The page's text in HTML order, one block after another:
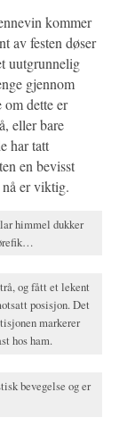
kommer
av festen døser
uutgrunnelig
gjennom
dette er
eller bare
har tatt
en bevisst
er viktig.
himmel dukker
og fått et lekent
posisjon. Det
markerer
hos ham.
bevegelse og er